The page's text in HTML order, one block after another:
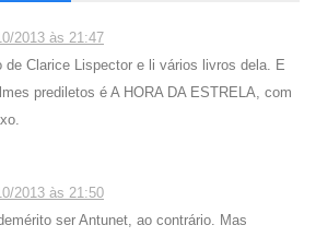
2013 às 21:47
de Clarice Lispector e li vários livros dela. E
prediletos é A HORA DA ESTRELA, com
2013 às 21:50
ser Antunet, ao contrário. Mas